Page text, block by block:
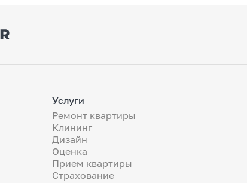
Услуги
Ремонт квартиры
Клининг
Дизайн
Оценка
Прием квартиры
Страхование